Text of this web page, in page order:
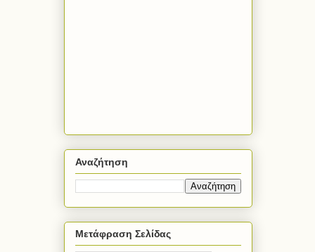
Αναζήτηση
Μετάφραση Σελίδας